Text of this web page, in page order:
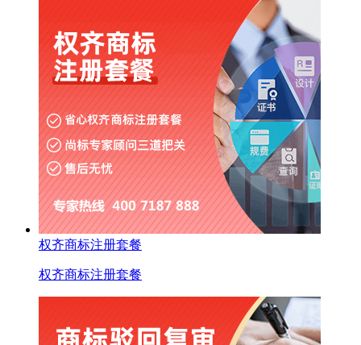
权齐商标注册套餐
权齐商标注册套餐